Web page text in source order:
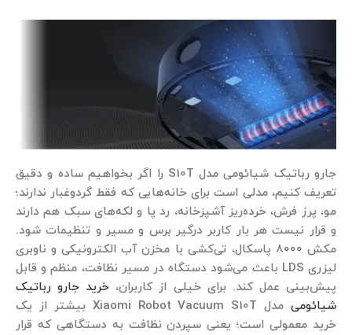
جارو رباتیک شیائومی مدل S10T را اگر بخواهیم ساده و دقیق
تعریف کنیم، مدلی است برای خانه‌هایی که فقط گردوغبار ندارند؛
مو، پرز فرش، خرده‌ریز آشپزخانه، رد پا و لکه‌های سبک هم دارند
و قرار نیست هر بار کاربر درگیر برس و مسیر و تنظیمات شود.
مکش ۸۰۰۰ پاسکال، تی‌کشی با مخزن آب الکترونیکی و ناوبری
لیزری LDS باعث می‌شود دستگاه در مسیر نظافت، منظم و قابل
پیش‌بینی عمل کند. برای خیلی از کاربران، خرید جارو رباتیک
شیائومی
مدل Xiaomi Robot Vacuum S10T بیشتر از یک
خرید معمولی است؛ یعنی سپردن نظافت به دستگاهی که قرار